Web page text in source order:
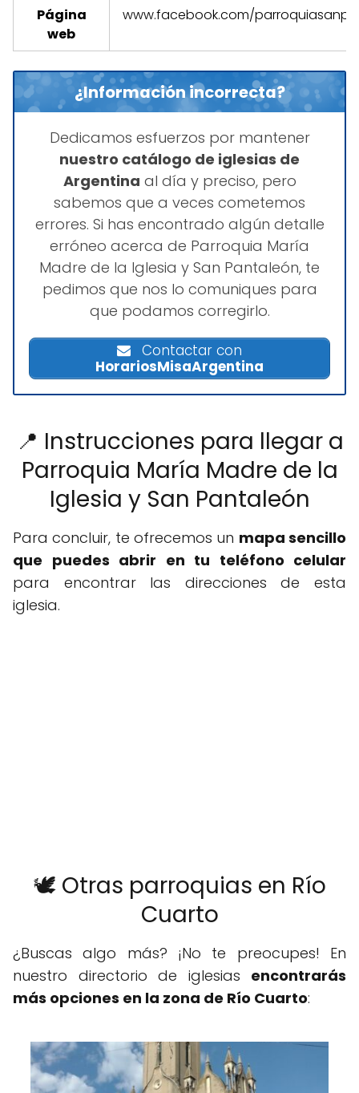
Página
web
www.facebook.com/
¿Información incorrecta?
Dedicamos esfuerzos por mantener
nuestro catálogo de iglesias de
Argentina al día y preciso, pero
sabemos que a veces cometemos
errores. Si has encontrado algún detalle
erróneo acerca de Parroquia María
Madre de la Iglesia y San Pantaleón, te
pedimos que nos lo comuniques para
que podamos corregirlo.
Contactar con
HorariosMisaArgentina
📍 Instrucciones para llegar a
Parroquia María Madre de la
Iglesia y San Pantaleón
Para concluir, te ofrecemos un mapa sencillo
que puedes abrir en tu teléfono celular
para encontrar las direcciones de esta
iglesia.
🕊️ Otras parroquias en Río
Cuarto
¿Buscas algo más? ¡No te preocupes! En
nuestro directorio de iglesias encontrarás
más opciones en la zona de Río Cuarto: